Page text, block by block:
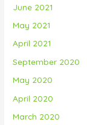
June 2021
May 2021
April 2021
September 2020
May 2020
April 2020
March 2020